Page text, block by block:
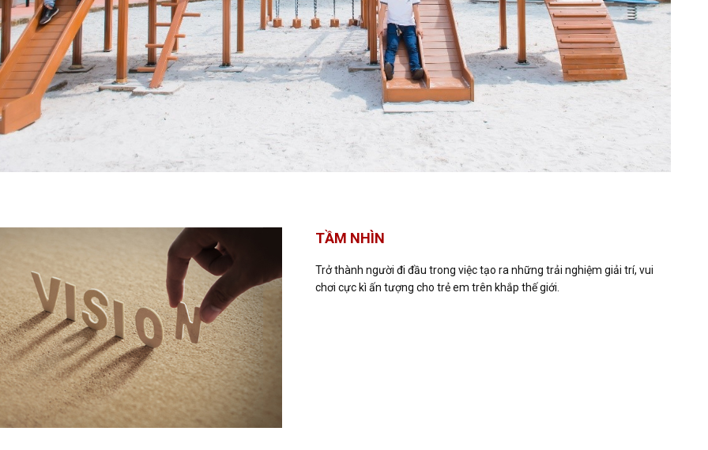
TẦM NHÌN
Trở thành người đi đầu trong việc tạo ra những trải nghiệm giải trí, vui
chơi cực kì ấn tượng cho trẻ em trên khắp thế giới.